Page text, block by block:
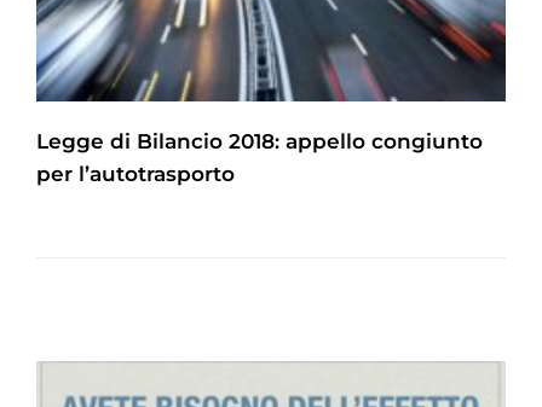
Legge di Bilancio 2018: appello congiunto
per l’autotrasporto